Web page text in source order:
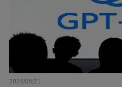
2024/05/21